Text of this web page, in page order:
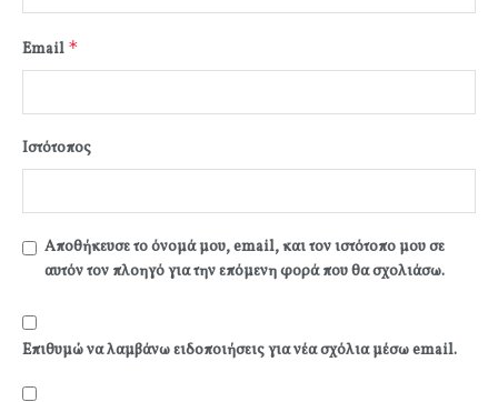
Email *
Ιστότοπος
Αποθήκευσε το όνομά μου, email, και τον ιστότοπο μου σε
αυτόν τον πλοηγό για την επόμενη φορά που θα σχολιάσω.
Επιθυμώ να λαμβάνω ειδοποιήσεις για νέα σχόλια μέσω email.